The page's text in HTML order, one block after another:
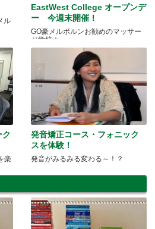
ル
EastWest College オープンデ
ー 今週末開催！
GO豪メルボルンお勧めのマッサー
ジ学校☆
楽
発音矯正コース・フォニック
スを体験！
発音がみるみる変わる～！？